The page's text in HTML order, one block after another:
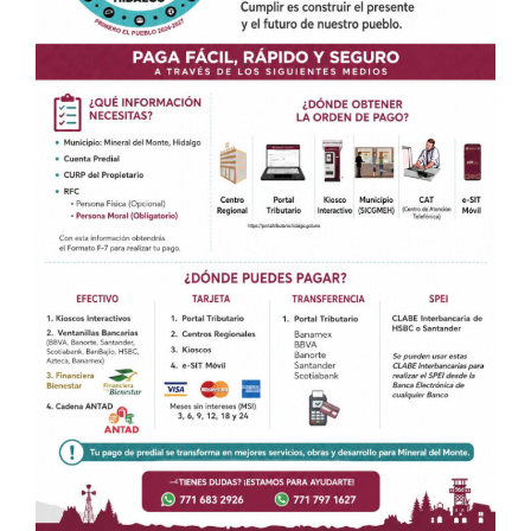
A través del cual, le daremos contestación a su queja o
Teléfono (obligatorio)
Su queja o sugerencia es sobre:*
Seleccione alguna de las tres opciones
Asunto:*
Queja
Sugerencia
Descripción del asunto:*